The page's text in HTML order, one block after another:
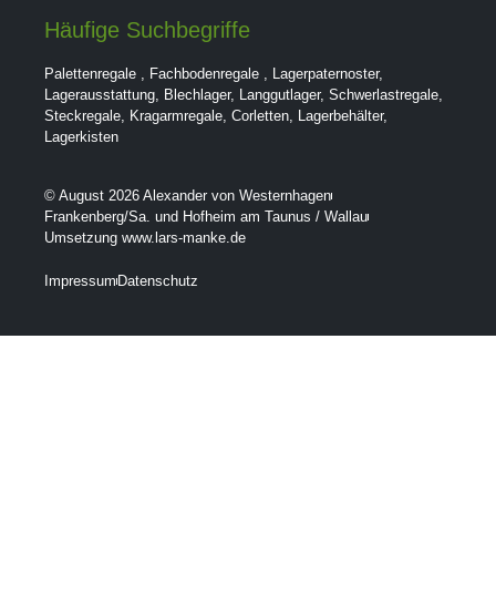
Häufige Suchbegriffe
Palettenregale Fachbodenregale Lagerpaternoster,
Lagerausstattung
Blechlager, Langgutlager, Schwerlastregale
Steckregale
Kragarmregale Corletten Lagerbehälter,
Lagerkisten
© August 2026 Alexander von Westernhagen
Frankenberg/Sa. und Hofheim am Taunus / Wallau
Umsetzung www.lars-manke.de
Impressum Datenschutz